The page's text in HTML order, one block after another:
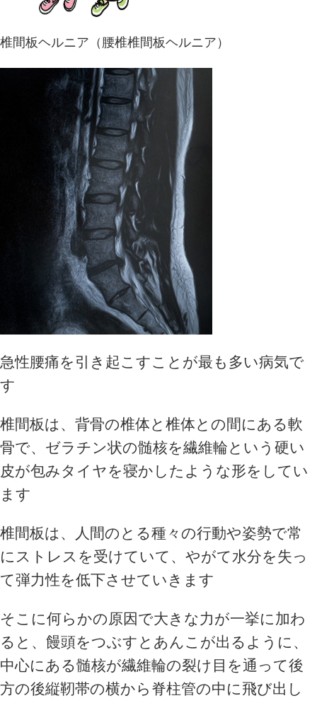
椎間板ヘルニア（腰椎椎間板ヘルニア）
急性腰痛を引き起こすことが最も多い病気で
す
椎間板は、背骨の椎体と椎体との間にある軟
骨で、ゼラチン状の髄核を繊維輪という硬い
皮が包みタイヤを寝かしたような形をしてい
ます
椎間板は、人間のとる種々の行動や姿勢で常
にストレスを受けていて、やがて水分を失っ
て弾力性を低下させていきます
そこに何らかの原因で大きな力が一挙に加わ
ると、饅頭をつぶすとあんこが出るように、
中心にある髄核が繊維輪の裂け目を通って後
方の後縦靭帯の横から脊柱管の中に飛び出し